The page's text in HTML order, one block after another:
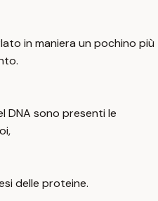
in maniera un pochino più
DNA sono presenti le
delle proteine.